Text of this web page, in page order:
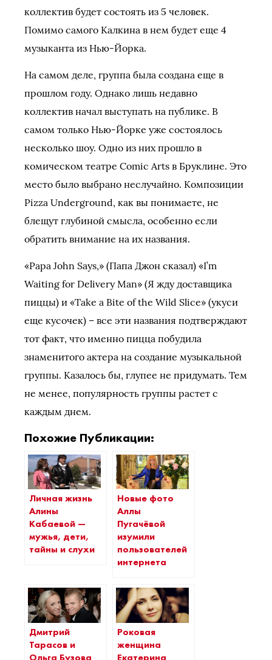
коллектив будет состоять из 5 человек.
Помимо самого Калкина в нем будет еще 4
музыканта из Нью-Йорка.
На самом деле, группа была создана еще в
прошлом году. Однако лишь недавно
коллектив начал выступать на публике. В
самом только Нью-Йорке уже состоялось
несколько шоу. Одно из них прошло в
комическом театре Comic Arts в Бруклине. Это
место было выбрано неслучайно. Композиции
Pizza Underground, как вы понимаете, не
блещут глубиной смысла, особенно если
обратить внимание на их названия.
«Papa John Says,» (Папа Джон сказал) «I’m
Waiting for Delivery Man» (Я жду доставщика
пиццы) и «Take a Bite of the Wild Slice» (укуси
еще кусочек) – все эти названия подтверждают
тот факт, что именно пицца побудила
знаменитого актера на создание музыкальной
группы. Казалось бы, глупее не придумать. Тем
не менее, популярность группы растет с
каждым днем.
Похожие Публикации:
Личная жизнь
Алины
Кабаевой —
мужья, дети,
тайны и слухи
Новые фото
Аллы
Пугачёвой
изумили
пользователей
интернета
Дмитрий
Тарасов и
Ольга Бузова
Роковая
женщина
Екатерина